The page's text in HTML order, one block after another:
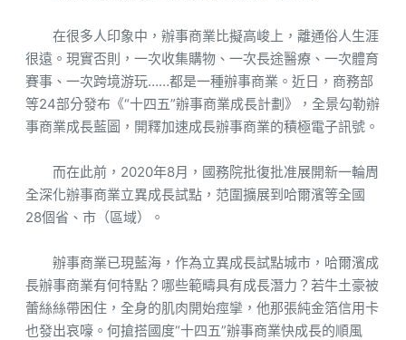
在很多人印象中，辦事商業比擬高峻上，離通俗人生涯
很遠。現實否則，一次收集購物、一次長途醫療、一次體育
賽事、一次跨境游玩……都是一種辦事商業。近日，商務部
等24部分發布《“十四五”辦事商業成長計劃》，全景勾勒辦
事商業成長藍圖，開釋加速成長辦事商業的積極電子訊號。
而在此前，2020年8月，國務院批復批准展開新一輪周
全深化辦事商業立異成長試點，范圍擴展到哈爾濱等全國
28個省、市（區域）。
辦事商業已現藍海，作為立異成長試點城市，哈爾濱成
長辦事商業有何特點？哪些範疇具有成長潛力？若牛土豪被
蕾絲絲帶困住，全身的肌肉開始痙攣，他那張純金箔信用卡
也發出哀嚎。何搶搭國度“十四五”辦事商業快成長的順風